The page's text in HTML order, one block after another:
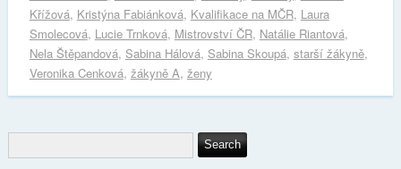
Křížová, Kristýna Fabiánková, Kvalifikace na MČR, Laura
Smolecová, Lucie Trnková, Mistrovství ČR, Natálie Riantová,
Nela Štěpandová, Sabina Hálová, Sabina Skoupá, starší žákyně,
Veronika Cenková, žákyně A, ženy